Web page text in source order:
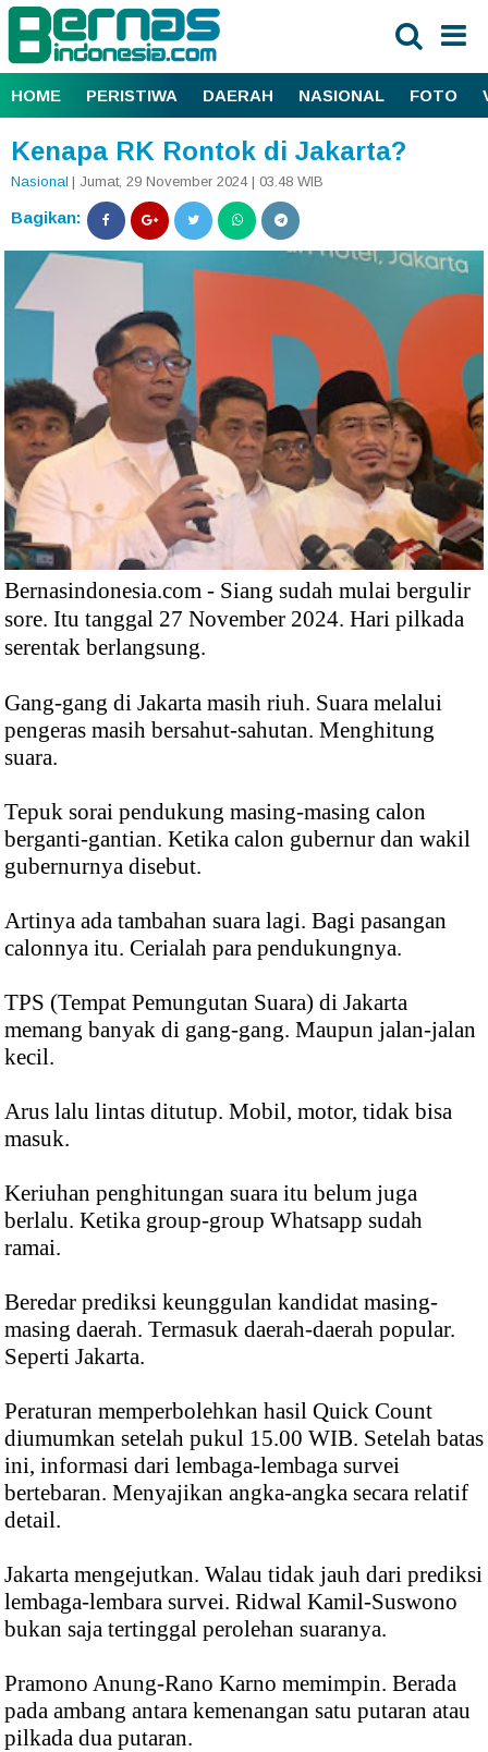
HOME PERISTIWA DAERAH NASIONAL FOTO
Kenapa RK Rontok di Jakarta?
Nasional | Jumat, 29 November 2024 | 03.48 WIB
Bagikan:
Bernasindonesia.com - Siang sudah mulai bergulir
sore. Itu tanggal 27 November 2024. Hari pilkada
serentak berlangsung.
Gang-gang di Jakarta masih riuh. Suara melalui
pengeras masih bersahut-sahutan. Menghitung
suara.
Tepuk sorai pendukung masing-masing calon
berganti-gantian. Ketika calon gubernur dan wakil
gubernurnya disebut.
Artinya ada tambahan suara lagi. Bagi pasangan
calonnya itu. Cerialah para pendukungnya.
TPS (Tempat Pemungutan Suara) di Jakarta
memang banyak di gang-gang. Maupun jalan-jalan
kecil.
Arus lalu lintas ditutup. Mobil, motor, tidak bisa
masuk.
Keriuhan penghitungan suara itu belum juga
berlalu. Ketika group-group Whatsapp sudah
ramai.
Beredar prediksi keunggulan kandidat masing-
masing daerah. Termasuk daerah-daerah popular.
Seperti Jakarta.
Peraturan memperbolehkan hasil Quick Count
diumumkan setelah pukul 15.00 WIB. Setelah batas
ini, informasi dari lembaga-lembaga survei
bertebaran. Menyajikan angka-angka secara relatif
detail.
Jakarta mengejutkan. Walau tidak jauh dari prediksi
lembaga-lembara survei. Ridwal Kamil-Suswono
bukan saja tertinggal perolehan suaranya.
Pramono Anung-Rano Karno memimpin. Berada
pada ambang antara kemenangan satu putaran atau
pilkada dua putaran.